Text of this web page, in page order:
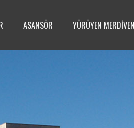
ASANSÖR YÜRÜYEN MERDİVEN